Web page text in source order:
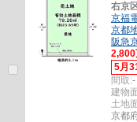
右京
京福
京都
阪急
2,800
5月
間取:-
建物
土地
京都